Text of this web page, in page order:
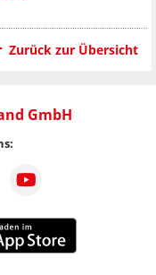
Zurück zur Übersicht
GmbH